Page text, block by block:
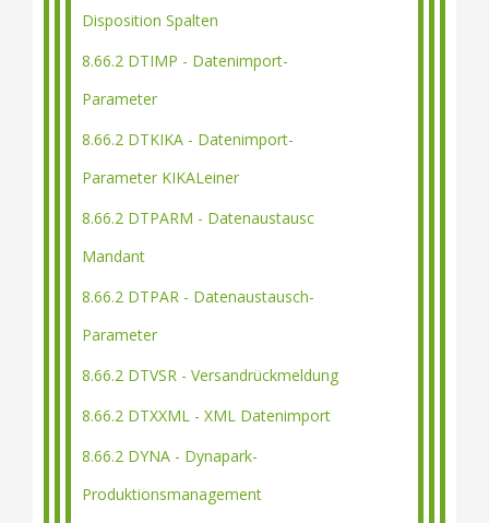
Disposition Spalten
8.66.2 DTIMP - Datenimport-
Parameter
8.66.2 DTKIKA - Datenimport-
Parameter KIKALeiner
8.66.2 DTPARM - Datenaustausc
Mandant
8.66.2 DTPAR - Datenaustausch-
Parameter
8.66.2 DTVSR - Versandrückmeldung
8.66.2 DTXXML - XML Datenimport
8.66.2 DYNA - Dynapark-
Produktionsmanagement